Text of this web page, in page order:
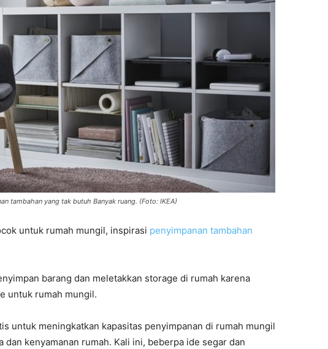
tambahan yang tak butuh Banyak ruang. (Foto: IKEA)
untuk rumah mungil, inspirasi penyimpanan tambahan
barang dan meletakkan storage di rumah karena
untuk rumah mungil.
untuk meningkatkan kapasitas penyimpanan di rumah mungil
kenyamanan rumah. Kali ini, beberpa ide segar dan